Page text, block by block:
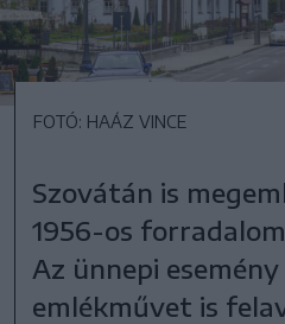
FOTÓ: HAÁZ VINCE
Szovátán is
1956-os
Az ünnepi
emlékművet is